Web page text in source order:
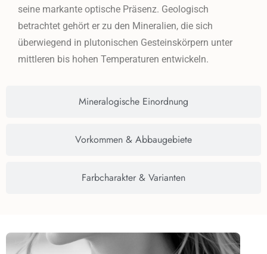
Mineralogische Einordnung
Vorkommen & Abbaugebiete
Farbcharakter & Varianten
seine markante optische Präsenz. Geologisch
betrachtet gehört er zu den Mineralien, die sich
überwiegend in plutonischen Gesteinskörpern unter
mittleren bis hohen Temperaturen entwickeln.